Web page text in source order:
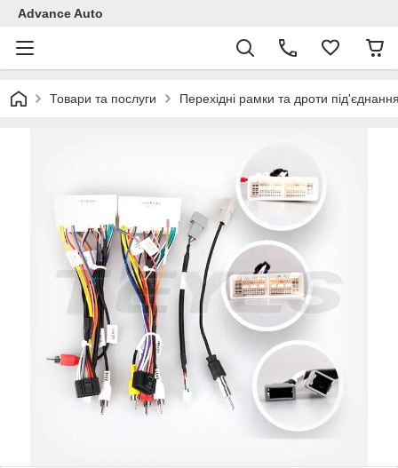
Advance Auto
Товари та послуги Перехідні рамки та дроти